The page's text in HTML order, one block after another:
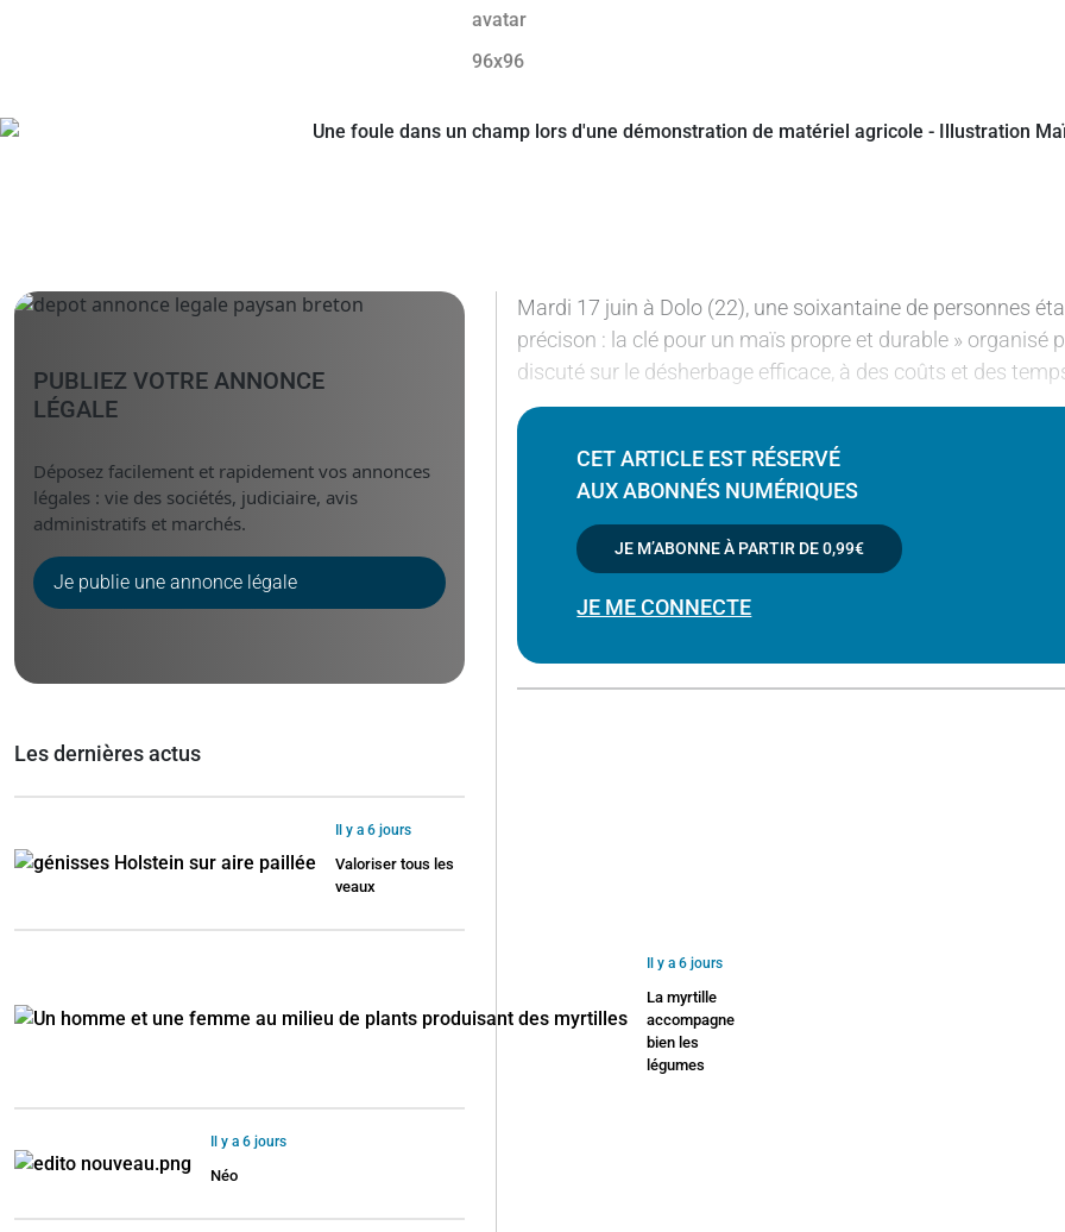
Mardi 17 juin à Dolo (22), une soixantaine de personnes
précison : la clé pour un maïs propre et durable » organisé
discuté sur le désherbage efficace, à des coûts et des
CET ARTICLE EST RÉSERVÉ
AUX ABONNÉS NUMÉRIQUES
JE M’ABONNE À PARTIR DE0,99€
JE ME CONNECTE
PUBLIEZ VOTRE ANNONCE
LÉGALE
Déposez facilement et rapidement vos annonces
légales : vie des sociétés, judiciaire, avis
administratifs et marchés.
Je publie une annonce légale
Les dernières actus
Il y a 6 jours
Valoriser tous les
veaux
Il y a 6 jours
La myrtille
accompagne
bien les
légumes
Il y a 6 jours
Néo